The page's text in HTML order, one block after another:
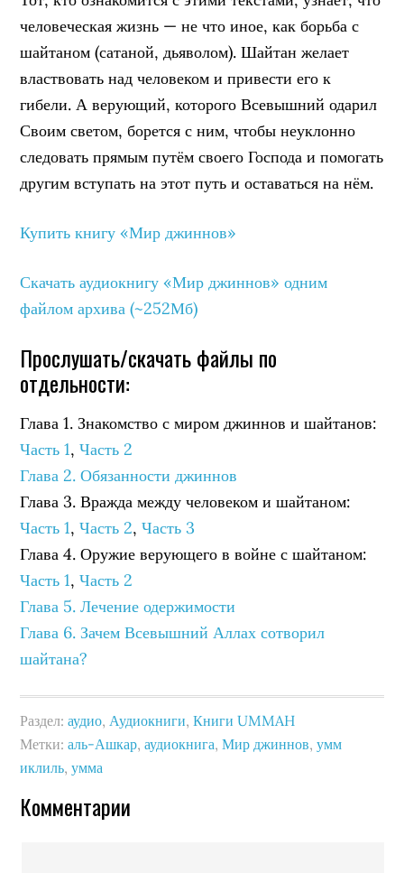
человеческая жизнь — не что иное, как борьба с
шайтаном (сатаной, дьяволом). Шайтан желает
властвовать над человеком и привести его к
гибели. А верующий, которого Всевышний одарил
Своим светом, борется с ним, чтобы неуклонно
следовать прямым путём своего Господа и помогать
другим вступать на этот путь и оставаться на нём.
Купить книгу «Мир джиннов»
Скачать аудиокнигу «Мир джиннов» одним
файлом архива (~252Мб)
Прослушать/скачать файлы по
отдельности:
Глава 1. Знакомство с миром джиннов и шайтанов:
Часть 1,Часть 2
Глава 2. Обязанности джиннов
Глава 3. Вражда между человеком и шайтаном:
Часть 1,Часть 2,Часть 3
Глава 4. Оружие верующего в войне с шайтаном:
Часть 1,Часть 2
Глава 5. Лечение одержимости
Глава 6. Зачем Всевышний Аллах сотворил
шайтана?
Раздел:аудио,Аудиокниги,Книги UMMAH
Метки:аль-Ашкар,аудиокнига,Мир джиннов,умм
иклиль,умма
Комментарии